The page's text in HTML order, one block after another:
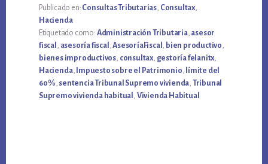
BIEN
PRODUCTIVO
EL
Publicado en: Consultas Tributarias, Consultax,
Hacienda
Etiquetado como: Administración Tributaria, asesor
fiscal , asesoría fiscal ,AsesoríaFiscal , bien productivo,
bienes improductivos, consultax, gestoría felanitx,
Hacienda, Impuesto sobre el Patrimonio, límite del
60%, sentencia Tribunal Supremo vivienda, Tribunal
Supremo vivienda habitual , Vivienda Habitual